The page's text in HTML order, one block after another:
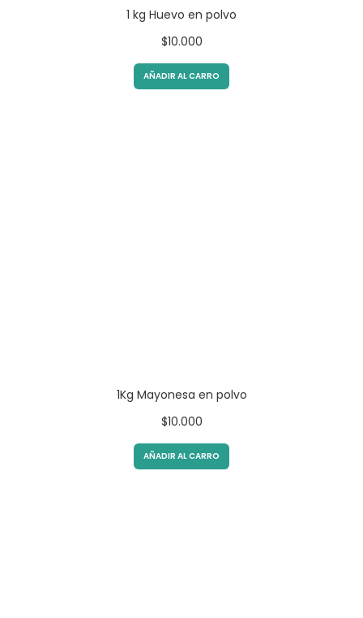
1 kg Huevo en polvo
$10.000
AÑADIR AL CARRO
1Kg Mayonesa en polvo
$10.000
AÑADIR AL CARRO